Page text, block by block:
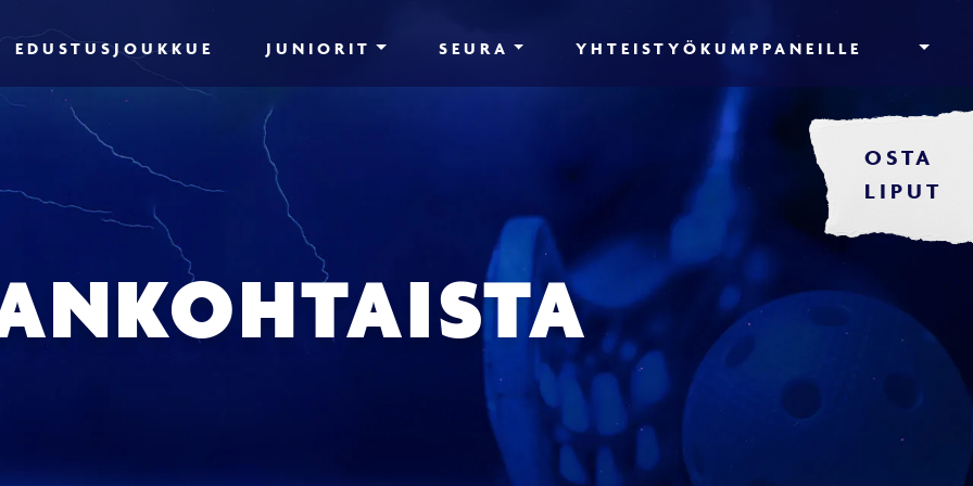
EDUSTUSJOUKKUE JUNIORIT SEURA YHTEISTYÖKUMPPANEILLE
OSTA
LIPUT